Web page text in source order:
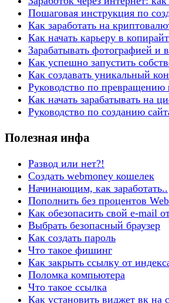
Пошаговая инструкция по
Как заработать на
Как начать карьеру в
Зарабатывать фотографией
Как успешно запустить
Как создавать уникальный
Руководство по превращению
Как начать зарабатывать на
Руководство по созданию
Полезная инфа
Развод или нет?!
Создать webmoney кошелек
Начинающим, как заработать..
Пополнить без процентов
Как обезопасить свой e-mail
Выбрать безопасный браузер
Как создать пароль
Что такое фишинг
Как закрыть ссылку от
Поломка компьютера
Что такое ссылка
Как установить виджет вк на